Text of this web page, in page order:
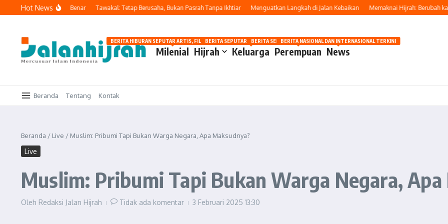
Lewati ke konten
Hot News
Merasa Paling Benar Tawakal: Tetap Berusaha, Bukan Pasrah Tanpa Ikhtiar Menguatkan Langkah di Jalan Kebaikan Memaknai Hijrah: Berubah
Milenial
BERITA HIBURAN SEPUTAR ARTIS, FILM, DAN GOSIP
Hijrah Keluarga
BERITA SEPUTAR OTOMOTIF HARI INI
Perempuan
BERITA SEPUTAR KECANTIKAN WANITA
News
BERITA NASIONAL DAN INTERNASIONAL TERKINI
Beranda Tentang Kontak
Beranda / Live / Muslim: Pribumi Tapi Bukan Warga Negara, Apa Maksudnya?
Live
Muslim: Pribumi Tapi Bukan Warga Negara,
Oleh Redaksi Jalan Hijrah Tidak ada komentar 3 Februari 2025 13:30